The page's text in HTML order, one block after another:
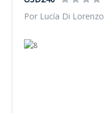
Por Lucía Di Lorenzo